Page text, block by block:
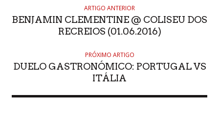
ARTIGO ANTERIOR
BENJAMIN CLEMENTINE @ COLISEU DOS
RECREIOS (01.06.2016)
PRÓXIMO ARTIGO
DUELO GASTRONÓMICO: PORTUGAL VS
ITÁLIA